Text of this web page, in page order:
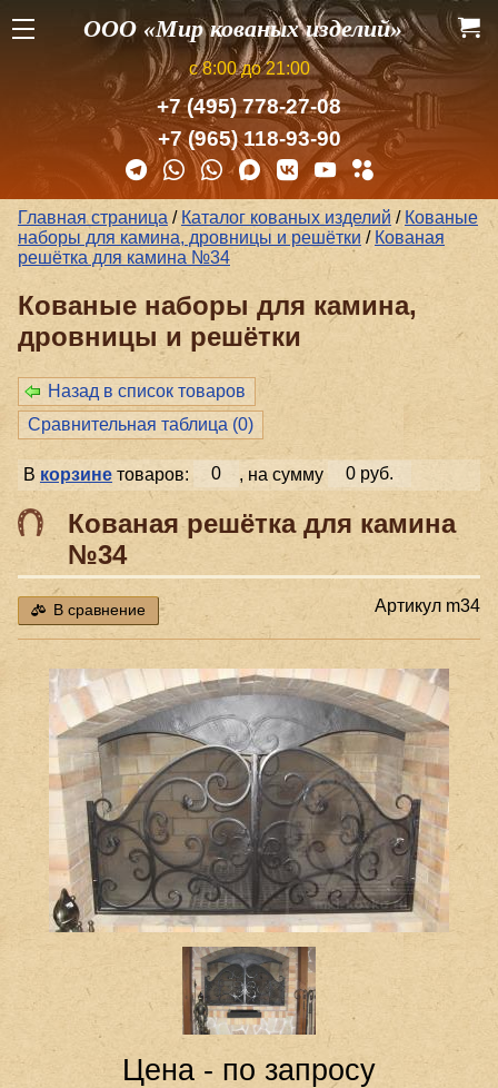
ООО «Мир кованых изделий»
с 8:00 до 21:00
+7 (495) 778-27-08
+7 (965) 118-93-90
Главная страница / Каталог кованых изделий / Кованые
наборы для камина, дровницы и решётки / Кованая
решётка для камина №34
Кованые наборы для камина,
дровницы и решётки
Назад в список товаров
Сравнительная таблица (0)
В корзинетоваров: 0 , на сумму 0 руб.
Кованая решётка для камина
№34
В сравнение Артикул m34
Цена - по запросу